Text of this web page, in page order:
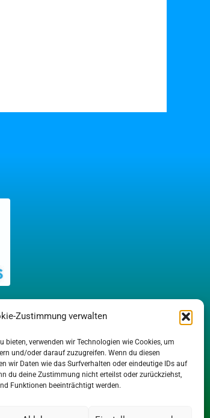
Zustimmung verwalten
bieten, verwenden wir Technologien wie Cookies, um
und/oder darauf zuzugreifen. Wenn du diesen
wir Daten wie das Surfverhalten oder eindeutige IDs auf
du deine Zustimmung nicht erteilst oder zurückziehst,
Funktionen beeinträchtigt werden.